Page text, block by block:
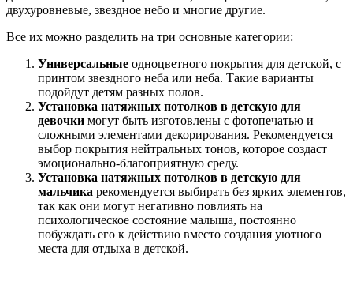
двухуровневые, звездное небо и многие другие.
Все их можно разделить на три основные категории:
Универсальные одноцветного покрытия для детской, с
принтом звездного неба или неба. Такие варианты
подойдут детям разных полов.
Установка натяжных потолков в детскую для
девочки могут быть изготовлены с фотопечатью и
сложными элементами декорирования. Рекомендуется
выбор покрытия нейтральных тонов, которое создаст
эмоционально-благоприятную среду.
Установка натяжных потолков в детскую для
мальчика рекомендуется выбирать без ярких элементов,
так как они могут негативно повлиять на
психологическое состояние малыша, постоянно
побуждать его к действию вместо создания уютного
места для отдыха в детской.